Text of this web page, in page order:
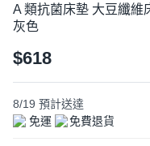
A 類抗菌床墊 大豆纖維
灰色
$618
8/19 預計送達
免運
免費退貨